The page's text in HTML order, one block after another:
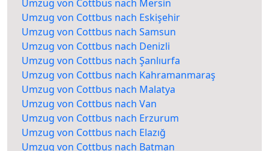
Umzug von Cottbus nach Mersin
Umzug von Cottbus nach Eskişehir
Umzug von Cottbus nach Samsun
Umzug von Cottbus nach Denizli
Umzug von Cottbus nach Şanlıurfa
Umzug von Cottbus nach Kahramanmaraş
Umzug von Cottbus nach Malatya
Umzug von Cottbus nach Van
Umzug von Cottbus nach Erzurum
Umzug von Cottbus nach Elazığ
Umzug von Cottbus nach Batman